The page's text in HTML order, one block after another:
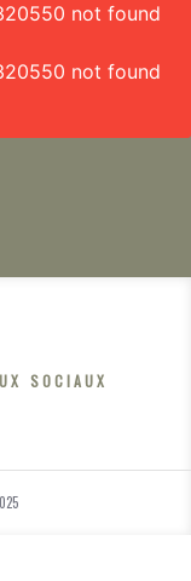
not found
not found
SOCIAUX